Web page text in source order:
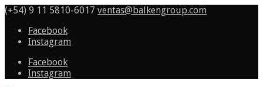
(+54) 9 11 5810-6017 ventas@balkengroup.com
Facebook
Instagram
Facebook
Instagram